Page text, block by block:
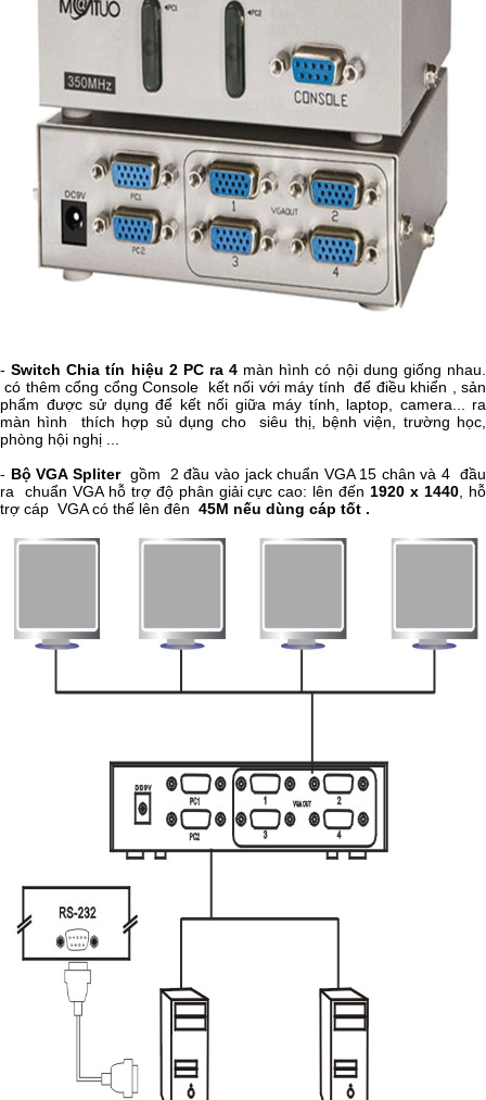
-Switch Chia tín hiệu 2 PC ra 4 màn hình có nội dung giống nhau.
có thêm cổng cổng Console kết nối với máy tính để điều khiển , sản
phẩm được sử dụng để kết nối giữa máy tính, laptop, camera... ra
màn hình thích hợp sủ dụng cho siêu thị, bệnh viện, trường học,
phòng hội nghị ...
- Bộ VGA Spliter gồm 2 đầu vào jack chuẩn VGA 15 chân và 4 đầu
ra chuẩn VGA hỗ trợ độ phân giải cực cao: lên đến 1920 x 1440 , hỗ
trợ cáp VGA có thế lên đên 45M nếu dùng cáp tốt .